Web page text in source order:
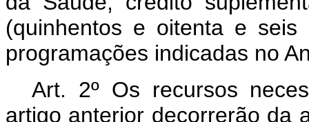
(quinhentos e oitenta e
programações indicadas no
Art. 2º Os recursos
artigo anterior decorrerão da